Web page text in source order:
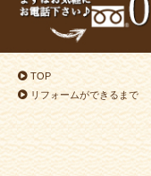
TOP
リフォームができるまで